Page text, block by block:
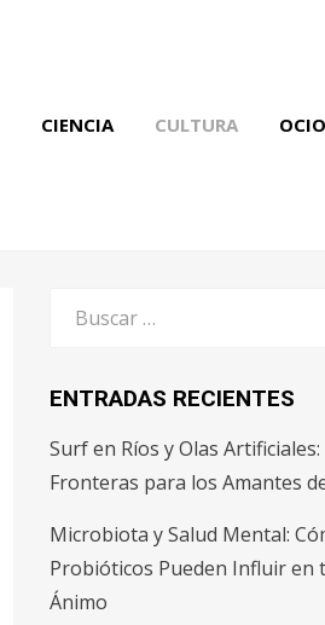
CIENCIA CULTURA OCIO
ENTRADAS RECIENTES
Surf en Ríos y Olas
Fronteras para los Amantes
Microbiota y Salud Mental:
Probióticos Pueden Influir en
Ánimo